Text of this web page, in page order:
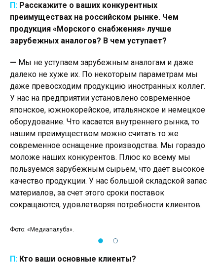
П: Расскажите о ваших конкурентных
преимуществах на российском рынке. Чем
продукция «Морского снабжения» лучше
зарубежных аналогов? В чем уступает?
— Мы не уступаем зарубежным аналогам и даже
далеко не хуже их. По некоторым параметрам мы
даже превосходим продукцию иностранных коллег.
У нас на предприятии установлено современное
японское, южнокорейское, итальянское и немецкое
оборудование. Что касается внутреннего рынка, то
нашим преимуществом можно считать то же
современное оснащение производства. Мы гораздо
моложе наших конкурентов. Плюс ко всему мы
пользуемся зарубежным сырьем, что дает высокое
качество продукции. У нас большой складской запас
материалов, за счет этого сроки поставок
сокращаются, удовлетворяя потребности клиентов.
Фото: «Медиапалуба».
П: Кто ваши основные клиенты?